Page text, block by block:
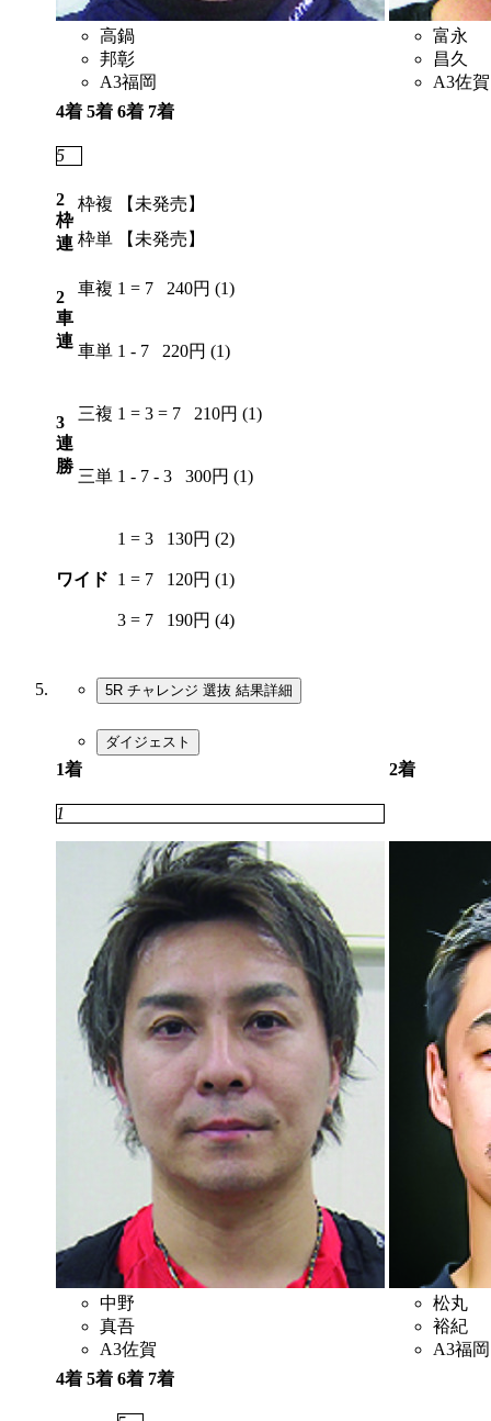
高鍋
邦彰
A3福岡
富永
昌久
A3佐賀
4着 5着 6着 7着
5
2
枠
連
枠複
【未発売】
枠単
【未発売】
2
車
連
車複 1 = 7 240円 (1)
車単 1 - 7 220円 (1)
3
連
勝
三複 1 = 3 = 7 210円 (1)
三単 1 - 7 - 3 300円 (1)
ワイド
1 = 3 130円 (2)
1 = 7 120円 (1)
3 = 7 190円 (4)
5R チャレンジ 選抜 結果詳細
ダイジェスト
1着 2着
1
中野
真吾
A3佐賀
松丸
裕紀
A3福岡
4着 5着 6着 7着